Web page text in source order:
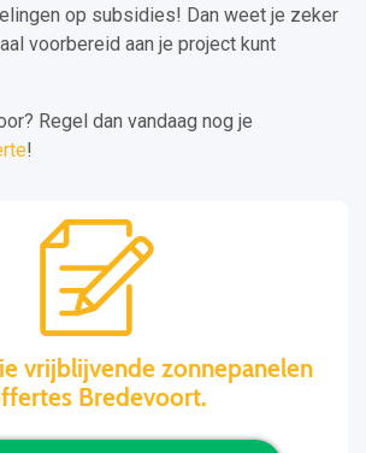
op subsidies! Dan weet je zeker
voorbereid aan je project kunt
Regel dan vandaag nog je
!
vrijblijvende zonnepanelen
Bredevoort.